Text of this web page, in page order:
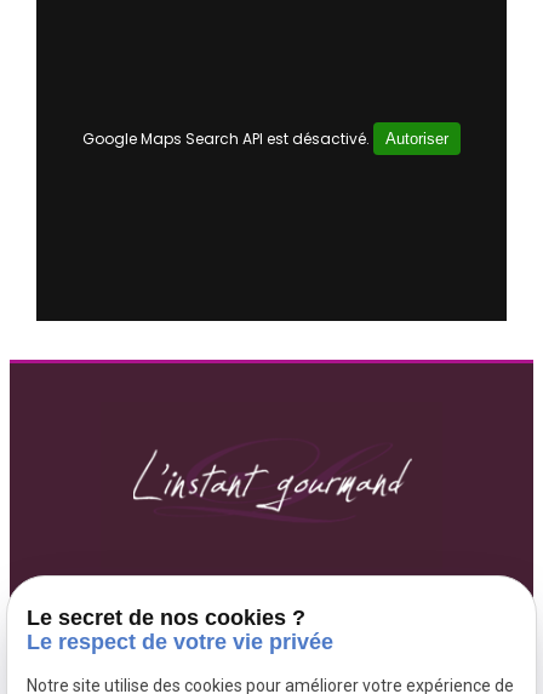
Google Maps Search API est désactivé. Autoriser
271 Chaussée Jules César
95250 BEAUCHAMP
Lundi au Vendredi 9h-20h
Le secret de nos cookies ?
Le respect de votre vie privée
Notre site utilise des cookies pour améliorer votre expérience de